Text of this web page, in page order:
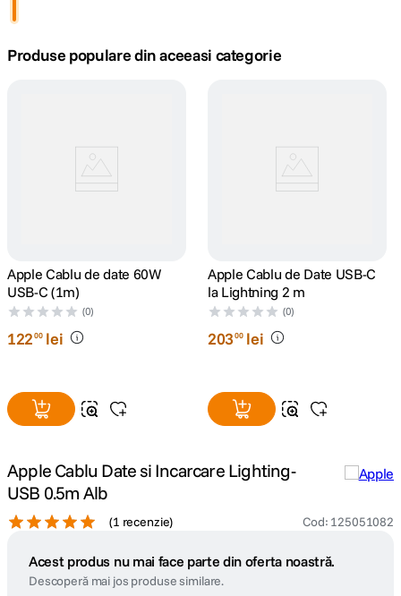
4. peak design
9. dji mic mini
10 . dji osmo pocket 4
Produse populare din aceeasi categorie
Apple Cablu de date 60W
USB-C (1m)
(0)
12200 lei
Apple Cablu de Date USB-C
la Lightning 2 m
(0)
20300 lei
Apple Cablu Date si Incarcare Lighting-
USB 0.5m Alb
(1 recenzie) Cod: 125051082
Acest produs nu mai face parte din oferta noastră.
Descoperă mai jos produse similare.